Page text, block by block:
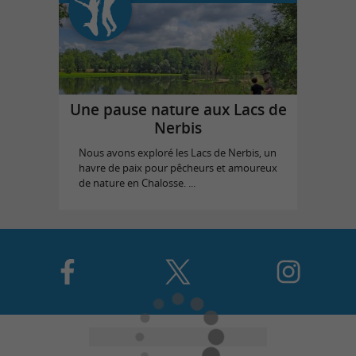
Une pause nature aux Lacs de
Nerbis
Nous avons exploré les Lacs de Nerbis, un
havre de paix pour pêcheurs et amoureux
de nature en Chalosse. ...